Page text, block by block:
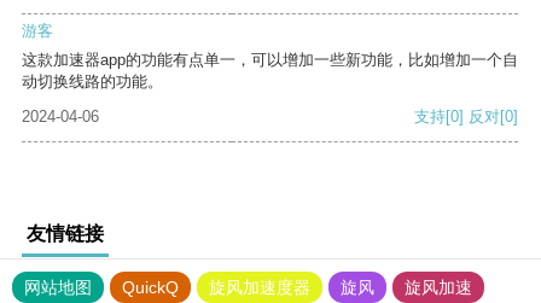
游客
这款加速器app的功能有点单一，可以增加一些新功能，比如增加一个自
动切换线路的功能。
2024-04-06
支持[0] 反对[0]
友情链接
网站地图 QuickQ 旋风加速度器 旋风
旋风加速